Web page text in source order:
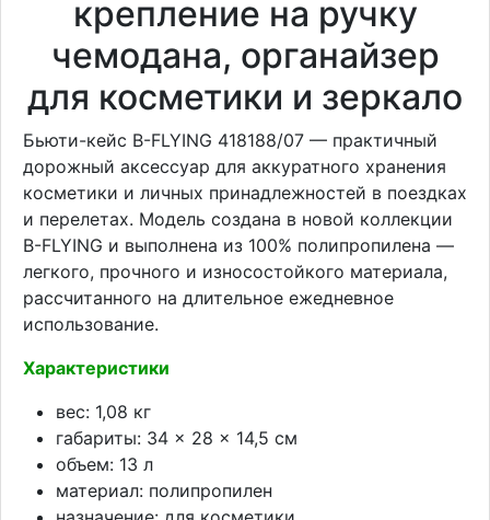
крепление на ручку
чемодана, органайзер
для косметики и зеркало
Бьюти-кейс B-FLYING 418188/07 — практичный
дорожный аксессуар для аккуратного хранения
косметики и личных принадлежностей в поездках
и перелетах. Модель создана в новой коллекции
B-FLYING и выполнена из 100% полипропилена —
легкого, прочного и износостойкого материала,
рассчитанного на длительное ежедневное
использование.
Характеристики
вес: 1,08 кг
габариты: 34 × 28 × 14,5 см
объем: 13 л
материал: полипропилен